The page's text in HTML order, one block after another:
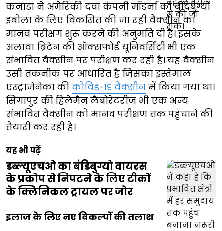
कनाडा ने अमेरिकी दवा कंपनी मॉडर्ना को बुंदिबुग्यो
इबोला के लिए विकसित की जा रही वैक्सीन का
मानव परीक्षण शुरू करने की अनुमति दी है। इसके
अलावा ब्रिटेन की ऑक्सफोर्ड यूनिवर्सिटी भी एक
संभावित वैक्सीन पर परीक्षण कर रही है। यह वैक्सीन
उसी तकनीक पर आधारित है जिसका इस्तेमाल
एस्ट्राजेनेका की कोविड-19 वैक्सीन में किया गया था।
सिंगापुर की हिलेमैन लैबोरेटरीज भी एक अन्य
संभावित वैक्सीन को मानव परीक्षण तक पहुंचाने की
तैयारी कर रही है।
यह भी पढ़ें
डब्ल्यूएचओ का बंडिबुग्यो वायरस
के प्रकोप से निपटने के लिए टीकों
के क्लिनिकल ट्रायल पर जोर
इलाज के लिए नए विकल्पों की तलाश